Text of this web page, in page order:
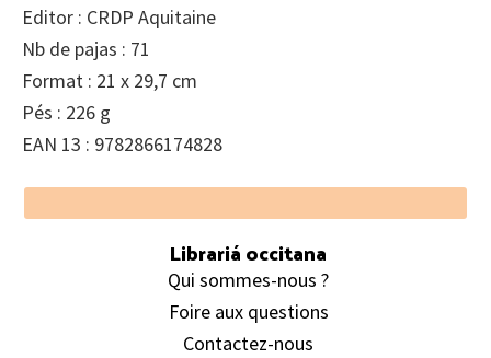
Editor : CRDP Aquitaine
Nb de pajas : 71
Format : 21 x 29,7 cm
Pés : 226 g
EAN 13 : 9782866174828
Footer
Librariá occitana
Qui sommes-nous ?
Foire aux questions
Contactez-nous